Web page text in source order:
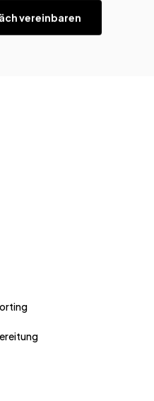
vereinbaren